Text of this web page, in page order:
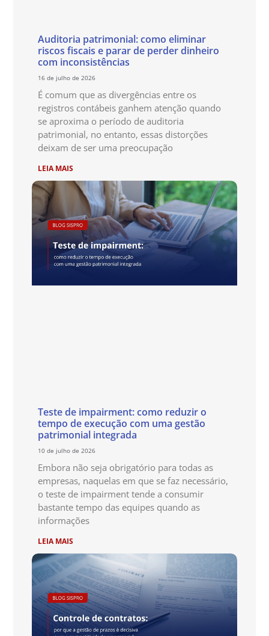
Auditoria patrimonial: como eliminar
riscos fiscais e parar de perder dinheiro
com inconsistências
16 de julho de 2026
É comum que as divergências entre os
registros contábeis ganhem atenção quando
se aproxima o período de auditoria
patrimonial, no entanto, essas distorções
deixam de ser uma preocupação
LEIA MAIS
Teste de impairment: como reduzir o
tempo de execução com uma gestão
patrimonial integrada
10 de julho de 2026
Embora não seja obrigatório para todas as
empresas, naquelas em que se faz necessário,
o teste de impairment tende a consumir
bastante tempo das equipes quando as
informações
LEIA MAIS